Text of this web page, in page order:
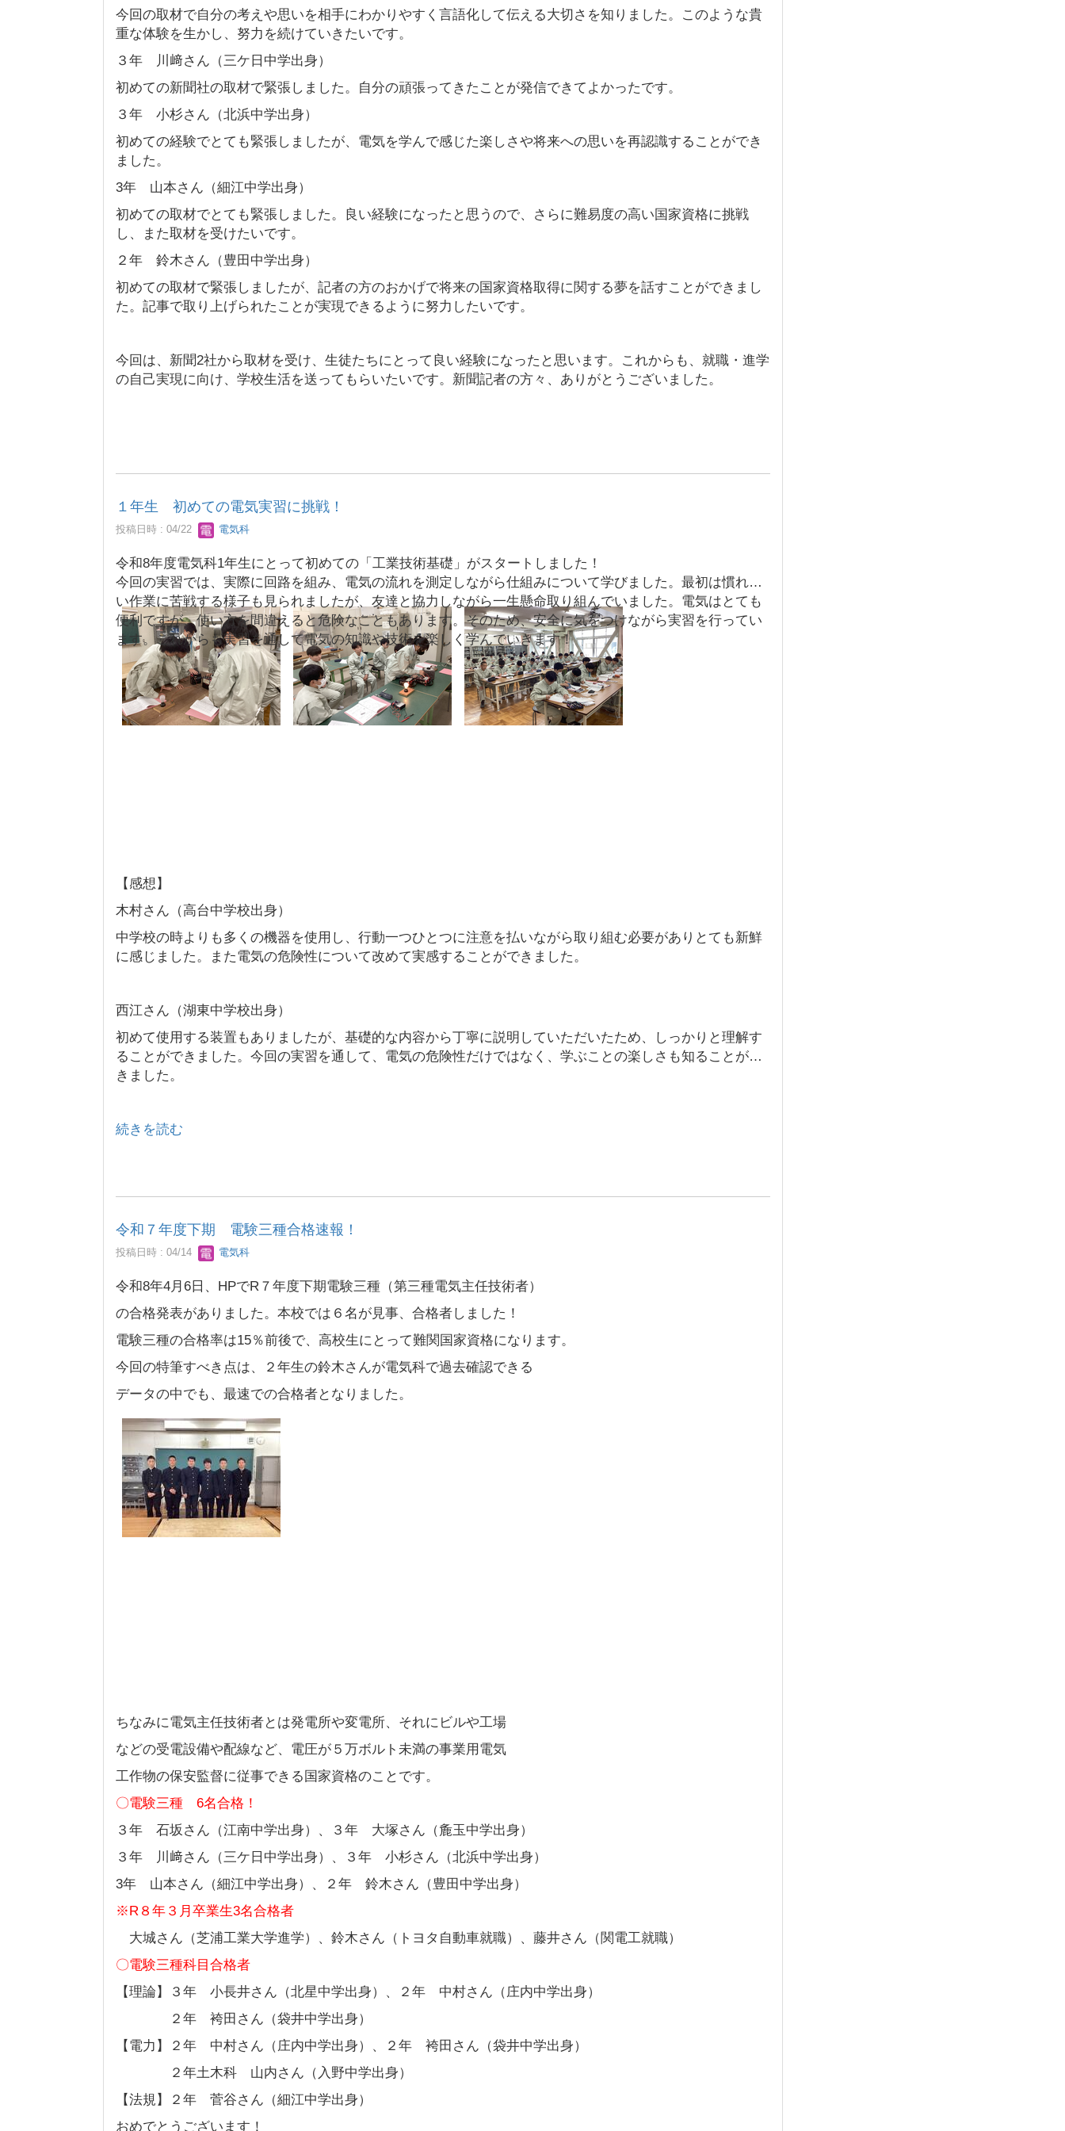
今回の取材で自分の考えや思いを相手にわかりやすく言語化して伝える大切さを知りました。このような貴
重な体験を生かし、努力を続けていきたいです。
３年 川﨑さん（三ケ日中学出身）
初めての新聞社の取材で緊張しました。自分の頑張ってきたことが発信できてよかったです。
３年 小杉さん（北浜中学出身）
初めての経験でとても緊張しましたが、電気を学んで感じた楽しさや将来への思いを再認識することができ
ました。
3年 山本さん（細江中学出身）
初めての取材でとても緊張しました。良い経験になったと思うので、さらに難易度の高い国家資格に挑戦
し、また取材を受けたいです。
２年 鈴木さん（豊田中学出身）
初めての取材で緊張しましたが、記者の方のおかげで将来の国家資格取得に関する夢を話すことができまし
た。記事で取り上げられたことが実現できるように努力したいです。
今回は、新聞2社から取材を受け、生徒たちにとって良い経験になったと思います。これからも、就職・進学
の自己実現に向け、学校生活を送ってもらいたいです。新聞記者の方々、ありがとうございました。
１年生 初めての電気実習に挑戦！
投稿日時 : 04/22 電気科
令和8年度電気科1年生にとって初めての「工業技術基礎」がスタートしました！
今回の実習では、実際に回路を組み、電気の流れを測定しながら仕組みについて学びました。最初は慣れな
い作業に苦戦する様子も見られましたが、友達と協力しながら一生懸命取り組んでいました。電気はとても
便利ですが、使い方を間違えると危険なこともあります。そのため、安全に気をつけながら実習を行ってい
ます。これからも実習を通して電気の知識や技術を楽しく学んでいきます！
【感想】
木村さん（高台中学校出身）
中学校の時よりも多くの機器を使用し、行動一つひとつに注意を払いながら取り組む必要がありとても新鮮
に感じました。また電気の危険性について改めて実感することができました。
西江さん（湖東中学校出身）
初めて使用する装置もありましたが、基礎的な内容から丁寧に説明していただいたため、しっかりと理解す
ることができました。今回の実習を通して、電気の危険性だけではなく、学ぶことの楽しさも知ることがで
きました。
続きを読む
令和７年度下期 電験三種合格速報！
投稿日時 : 04/14 電気科
令和8年4月6日、HPでR７年度下期電験三種（第三種電気主任技術者）
の合格発表がありました。本校では６名が見事、合格者しました！
電験三種の合格率は15％前後で、高校生にとって難関国家資格になります。
今回の特筆すべき点は、２年生の鈴木さんが電気科で過去確認できる
データの中でも、最速での合格者となりました。
ちなみに電気主任技術者とは発電所や変電所、それにビルや工場
などの受電設備や配線など、電圧が５万ボルト未満の事業用電気
工作物の保安監督に従事できる国家資格のことです。
〇電験三種 6名合格！
３年 石坂さん（江南中学出身）、３年 大塚さん（麁玉中学出身）
３年 川﨑さん（三ケ日中学出身）、３年 小杉さん（北浜中学出身）
3年 山本さん（細江中学出身）、２年 鈴木さん（豊田中学出身）
※R８年３月卒業生3名合格者
大城さん（芝浦工業大学進学）、鈴木さん（トヨタ自動車就職）、藤井さん（関電工就職）
〇電験三種科目合格者
【理論】３年 小長井さん（北星中学出身）、２年 中村さん（庄内中学出身）
２年 袴田さん（袋井中学出身）
【電力】２年 中村さん（庄内中学出身）、２年 袴田さん（袋井中学出身）
２年土木科 山内さん（入野中学出身）
【法規】２年 菅谷さん（細江中学出身）
おめでとうございます！